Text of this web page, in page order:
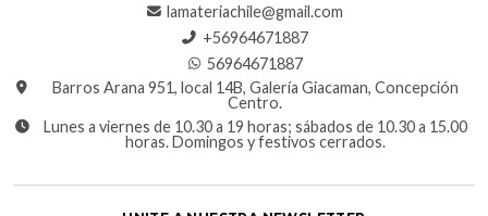
lamateriachile@gmail.com
+56964671887
56964671887
Barros Arana 951, local 14B, Galería Giacaman, Concepción
Centro.
Lunes a viernes de 10.30 a 19 horas; sábados de 10.30 a 15.00
horas. Domingos y festivos cerrados.